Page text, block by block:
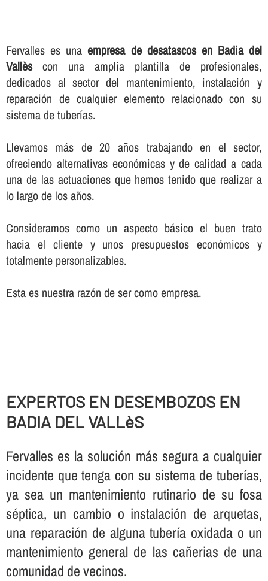
Fervalles es unaempresa de desatascos en Badia del
Vallèscon una amplia plantilla de profesionales,
dedicados al sector del mantenimiento, instalación y
reparación de cualquier elemento relacionado con su
sistema de tuberí­as.
Llevamos más de 20 años trabajando en el sector,
ofreciendo alternativas económicas y de calidad a cada
una de las actuaciones que hemos tenido que realizar a
lo largo de los años.
Consideramos como un aspecto básico el buen trato
hacia el cliente y unos presupuestos económicos y
totalmente personalizables.
Esta es nuestra razón de ser como empresa.
EXPERTOS EN DESEMBOZOS EN
BADIA DEL VALLèS
Fervalles es la solución más segura a cualquier
incidente que tenga con su sistema de tuberí­as,
ya sea un mantenimiento rutinario de su fosa
séptica, un cambio o instalación de arquetas,
una reparación de alguna tuberí­a oxidada o un
mantenimiento general de las cañerias de una
comunidad de vecinos.